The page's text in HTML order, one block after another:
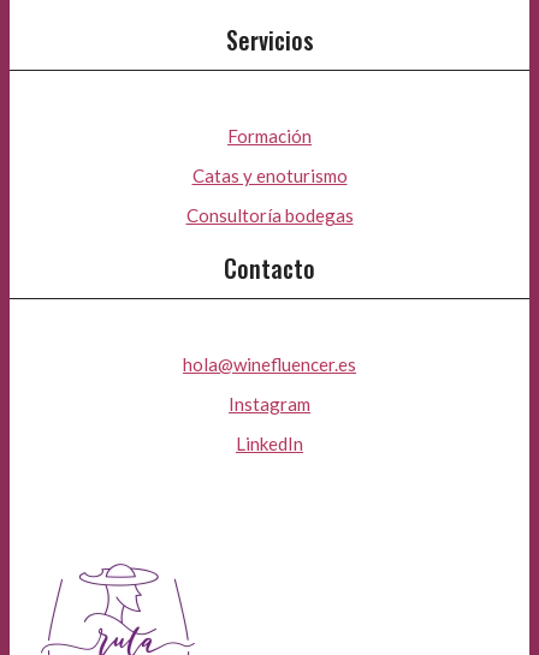
Servicios
Formación
Catas y enoturismo
Consultoría bodegas
Contacto
hola@winefluencer.es
Instagram
LinkedIn